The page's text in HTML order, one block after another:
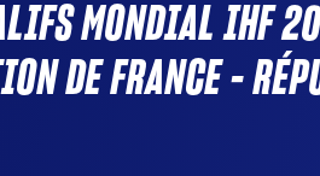
MONDIAL IHF
DE FRANCE –